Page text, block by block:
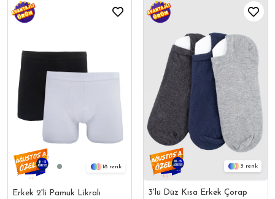
18
Erkek 2'li Pamuk Likralı
3
3'lü Düz Kısa Erkek Çorap